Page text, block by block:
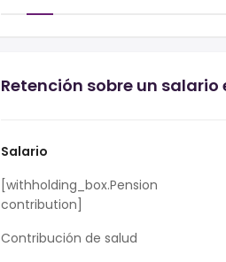
Retención sobre un salario
Salario
[withholding_box.Pension
contribution]
Contribución de salud